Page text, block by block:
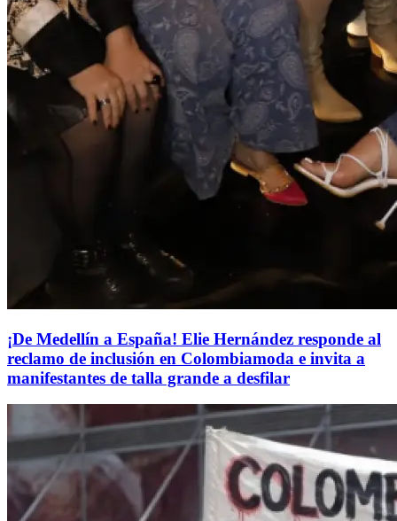
¡De Medellín a España! Elie Hernández responde al
reclamo de inclusión en Colombiamoda e invita a
manifestantes de talla grande a desfilar